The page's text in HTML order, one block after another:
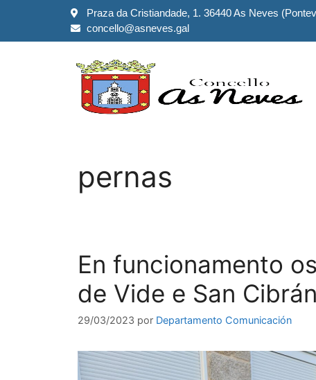
Praza da Cristiandade, 1. 36440 As Neves
concello@asneves.gal
pernas
En funcionamento
de Vide e San
29/03/2023 por Departamento Comunicación